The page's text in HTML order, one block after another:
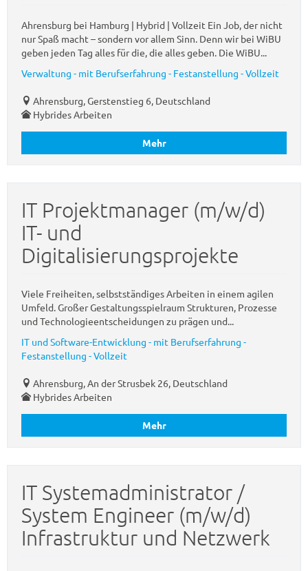
Ahrensburg bei Hamburg | Hybrid | Vollzeit Ein Job, der nicht
nur Spaß macht – sondern vor allem Sinn. Denn wir bei WiBU
geben jeden Tag alles für die, die alles geben. Die WiBU...
Verwaltung - mit Berufserfahrung - Festanstellung - Vollzeit
Ahrensburg, Gerstenstieg 6, Deutschland
Hybrides Arbeiten
Mehr
IT Projektmanager (m/w/d)
IT- und
Digitalisierungsprojekte
Viele Freiheiten, selbstständiges Arbeiten in einem agilen
Umfeld. Großer Gestaltungsspielraum Strukturen, Prozesse
und Technologieentscheidungen zu prägen und...
IT und Software-Entwicklung - mit Berufserfahrung -
Festanstellung - Vollzeit
Ahrensburg, An der Strusbek 26, Deutschland
Hybrides Arbeiten
Mehr
IT Systemadministrator /
System Engineer (m/w/d)
Infrastruktur und Netzwerk